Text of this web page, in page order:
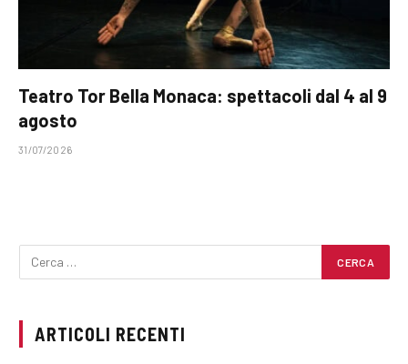
Teatro Tor Bella Monaca: spettacoli dal 4 al 9
agosto
31/07/2026
ARTICOLI RECENTI